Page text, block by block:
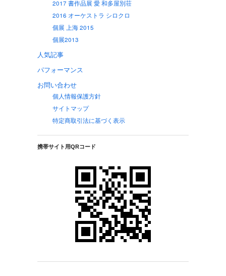
2017 書作品展 愛 和多屋別荘
2016 オーケストラ シロクロ
個展 上海 2015
個展2013
人気記事
パフォーマンス
お問い合わせ
個人情報保護方針
サイトマップ
特定商取引法に基づく表示
携帯サイト用QRコード